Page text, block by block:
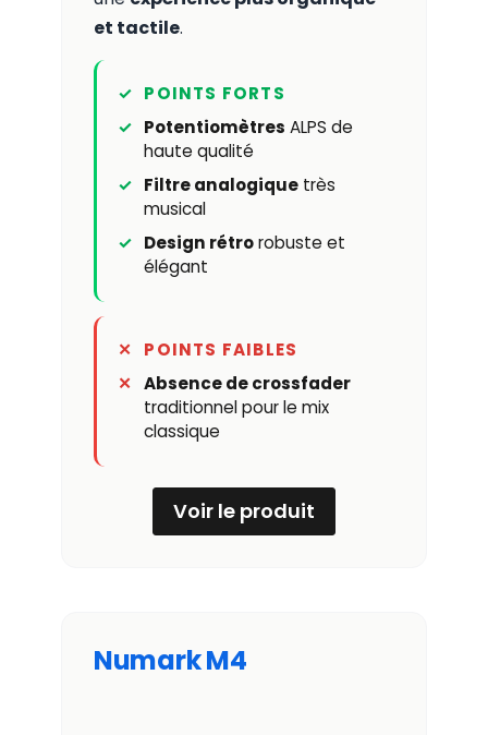
et tactile.
POINTS FORTS
Potentiomètres ALPS de
haute qualité
Filtre analogique très
musical
Design rétrorobuste et
élégant
POINTS FAIBLES
Absence de crossfader
traditionnel pour le mix
classique
Voir le produit
NumarkM4